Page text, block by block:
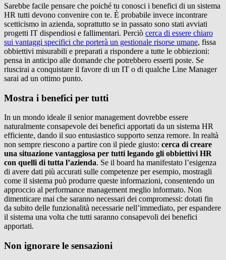
Sarebbe facile pensare che poiché tu conosci i benefici di un sistema
HR tutti devono convenire con te. È probabile invece incontrare
scetticismo in azienda, soprattutto se in passato sono stati avviati
progetti IT dispendiosi e fallimentari. Perciò cerca di essere chiaro
sui vantaggi specifici che porterà un gestionale risorse umane, fissa
obbiettivi misurabili e preparati a rispondere a tutte le obbiezioni:
pensa in anticipo alle domande che potrebbero esserti poste. Se
riuscirai a conquistare il favore di un IT o di qualche Line Manager
sarai ad un ottimo punto.
Mostra i benefici per tutti
In un mondo ideale il senior management dovrebbe essere
naturalmente consapevole dei benefici apportati da un sistema HR
efficiente, dando il suo entusiastico supporto senza remore. In realtà
non sempre riescono a partire con il piede giusto: cerca di creare
una situazione vantaggiosa per tutti legando gli obbiettivi HR
con quelli di tutta l’azienda. Se il board ha manifestato l’esigenza
di avere dati più accurati sulle competenze per esempio, mostragli
come il sistema può produrre queste informazioni, consentendo un
approccio al performance management meglio informato. Non
dimenticare mai che saranno necessari dei compromessi: dotati fin
da subito delle funzionalità necessarie nell’immediato, per espandere
il sistema una volta che tutti saranno consapevoli dei benefici
apportati.
Non ignorare le sensazioni